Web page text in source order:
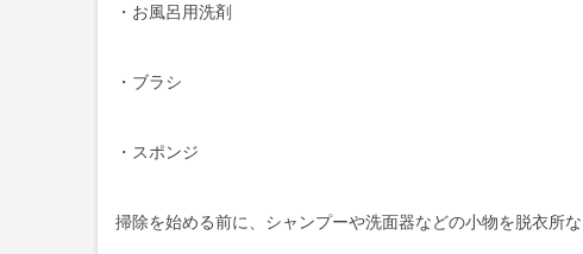
・お風呂用洗剤
・ブラシ
・スポンジ
掃除を始める前に、シャンプーや洗面器などの小物を脱衣所な